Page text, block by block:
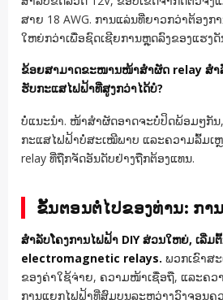
ສາຍ 18 AWG. ການແລ່ນທີ່ຍາວກວ່າຕ້ອງກ
ໃຫຍ່ກວ່າເພື່ອຊົດເຊີຍການຫຼຸດລົງຂອງແຮງດັ
ຂ້ອຍສາມາດຂະໜານໜ້າສຳຜັດ relay ສໍາ
ຮັບກະແສໄຟຟ້າທີ່ສູງກວ່າໄດ້ບໍ?
ບໍ່ແນະນຳ. ໜ້າສຳຜັດອາດຈະບໍ່ປິດພ້ອມໆກັນ
ກະແສໄຟຟ້າບໍ່ສະເໝີພາບ ແລະຄວາມລົ້ມເ
relay ທີ່ຖືກຈັດອັນດັບຢ່າງຖືກຕ້ອງແທນ.
ຂັ້ນຕອນຕໍ່ໄປຂອງທ່ານ: ກາ
ສໍາລັບໂຄງການໄຟຟ້າ DIY ສ່ວນໃຫຍ່, ເລີ່ມ
electromagnetic relays. ພວກເຂົາສ
ຂອງຄ່າໃຊ້ຈ່າຍ, ຄວາມໜ້າເຊື່ອຖື, ແລະຄ
ການແຍກໄຟຟ້າທີ່ສົມບູນລະຫວ່າງວົງຈອນຄ